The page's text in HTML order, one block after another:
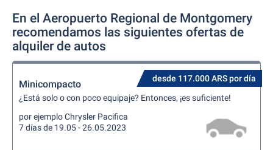
En el Aeropuerto Regional de Montgomery
recomendamos las siguientes ofertas de
alquiler de autos
desde 117.000 ARS por día
Minicompacto
¿Está solo o con poco equipaje? Entonces, ¡es suficiente!
por ejemplo Chrysler Pacifica
7 días de 19.05 - 26.05.2023